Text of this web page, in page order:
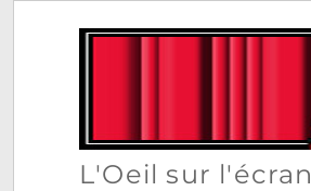
L'Oeil sur l'écran